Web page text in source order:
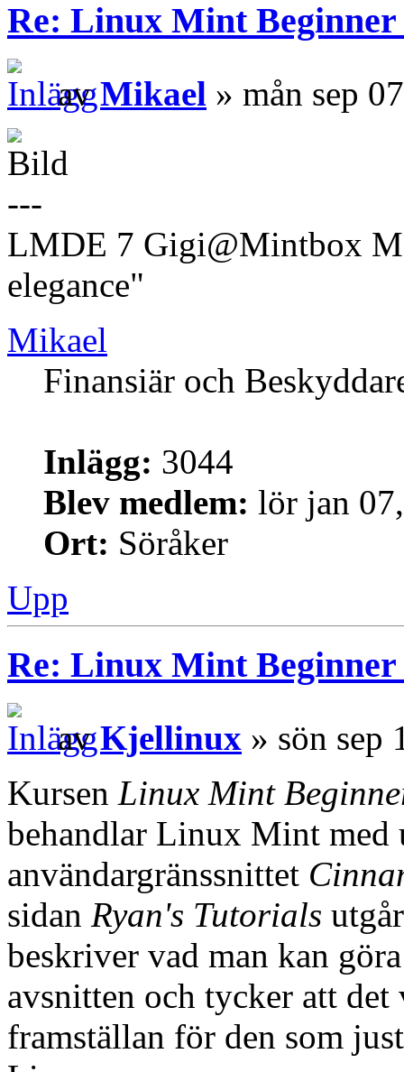
Re: Linux Mint Beginner
avMikael » mån sep
---
LMDE 7 Gigi@Mintbox
elegance"
Mikael
Finansiär och
Inlägg: 3044
Blev medlem: lör jan
Ort: Söråker
Upp
Re: Linux Mint Beginner
avKjellinux » sön sep
Kursen Linux Mint
behandlar Linux Mint med
användargränssnittet
sidan Ryan's Tutorials
beskriver vad man kan
avsnitten och tycker att det
framställan för den som